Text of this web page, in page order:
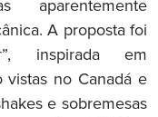
A proposta foi
inspirada em
vistas no Canadá e
e sobremesas